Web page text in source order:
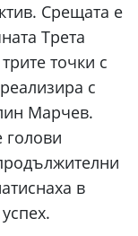
Срещата е
Трета
точки с
с
Марчев.
голови
в